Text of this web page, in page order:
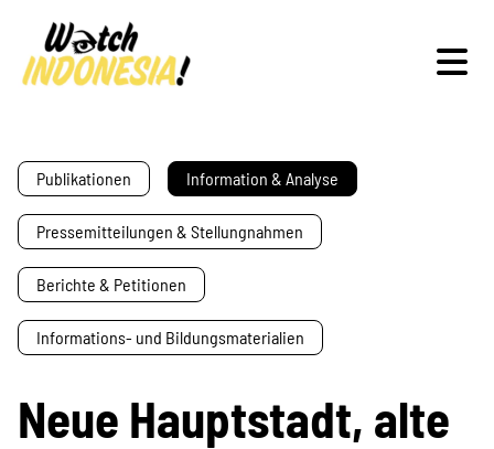
Schwerpunkte
Veranstaltungen
Publikationen
Publikationen Information & Analyse
Pressemitteilungen & Stellungnahmen
Berichte & Petitionen
Informations- und Bildungsmaterialien
Neue Hauptstadt, alte